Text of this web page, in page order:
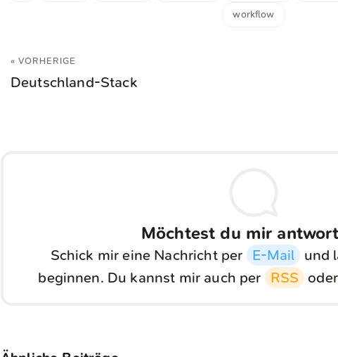
workflow
« VORHERIGE
Deutschland-Stack
Möchtest du mir
Schick mir eine Nachricht per E-Mail
und
beginnen. Du kannst mir auch per
RSS